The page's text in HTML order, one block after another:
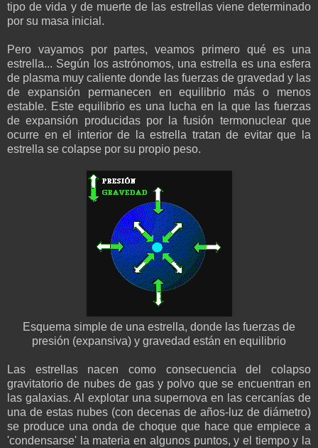
tipo de vida y de muerte de las estrellas viene determinado
por su masa inicial.
Pero vayamos por partes, veamos primero qué es una
estrella... Según los astrónomos, una estrella es una esfera
de plasma muy caliente donde las fuerzas de gravedad y las
de expansión permanecen en equilibrio más o menos
estable. Este equilibrio es una lucha en la que las fuerzas
de expansión producidas por la fusión termonuclear que
ocurre en el interior de la estrella tratan de evitar que la
estrella se colapse por su propio peso.
Esquema simple de una estrella, donde las fuerzas de
presión (expansiva) y gravedad están en equilibrio
Las estrellas nacen como consecuencia del colapso
gravitatorio de nubes de gas y polvo que se encuentran en
las galaxias. Al explotar una supernova en las cercanías de
una de estas nubes (con decenas de años-luz de diámetro)
se produce una onda de choque que hace que empiece a
'condensarse' la materia en algunos puntos, y el tiempo y la